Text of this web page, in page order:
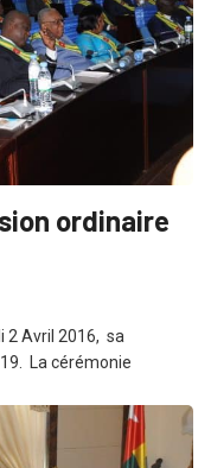
ordinaire
2 Avril 2016, sa
La cérémonie